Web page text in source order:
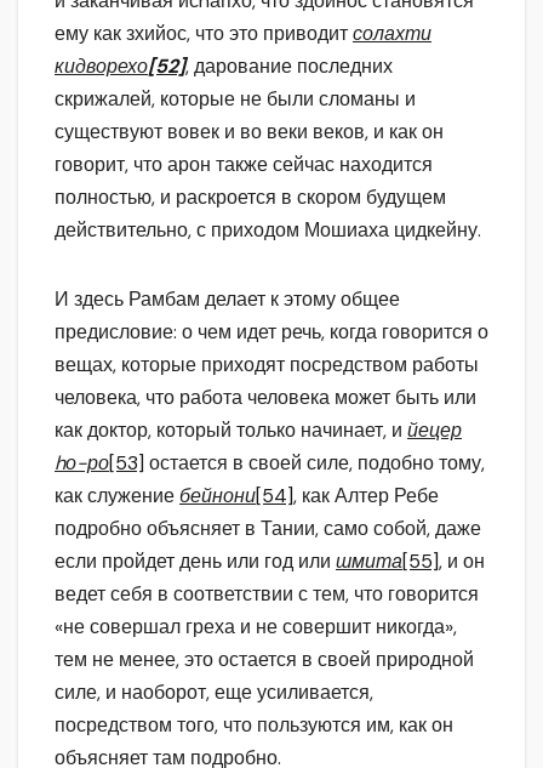
ему как зхийос, что это приводитсолахти
кидворехо[52], дарование последних
скрижалей, которые не были сломаны и
существуют вовек и во веки веков, и как он
говорит, что арон также сейчас находится
полностью, и раскроется в скором будущем
действительно, с приходом Мошиаха цидкейну.
И здесь Рамбам делает к этому общее
предисловие: о чем идет речь, когда говорится о
вещах, которые приходят посредством работы
человека, что работа человека может быть или
как доктор, который только начинает, и йецер
hо-ро[53] остается в своей силе, подобно тому,
как служениебейнони[54], как Алтер Ребе
подробно объясняет в Тании, само собой, даже
если пройдет день или год или шмита[55], и он
ведет себя в соответствии с тем, что говорится
«не совершал греха и не совершит никогда»,
тем не менее, это остается в своей природной
силе, и наоборот, еще усиливается,
посредством того, что пользуются им, как он
объясняет там подробно.